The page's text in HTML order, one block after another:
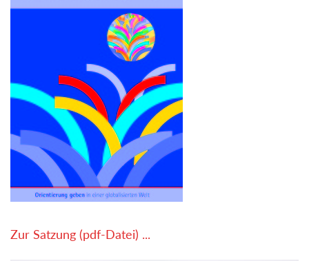
Zur Satzung (pdf-Datei) ...